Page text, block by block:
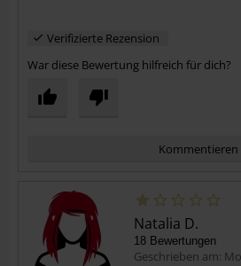
Verifizierte Rezension
War diese Bewertung hilfreich für dich?
Kommentieren
Natalia D.
18 Bewertungen
Geschrieben am: